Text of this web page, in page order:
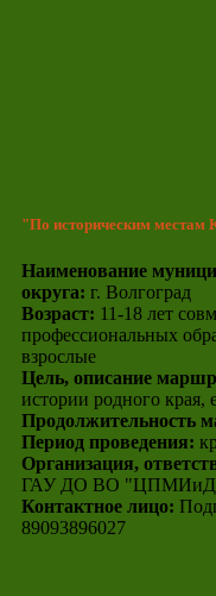
"По историческим местам
Наименование
округа: г. Волгоград
Возраст: 11-18 лет
профессиональных
взрослые
Цель, описание
истории родного края,
Продолжительность
Период проведения:
Организация,
ГАУ ДО ВО
Контактное лицо:
89093896027